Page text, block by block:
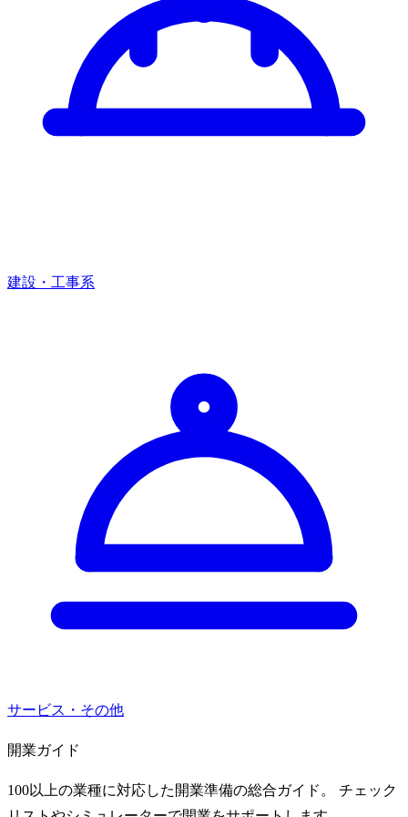
建設・工事系
サービス・その他
開業ガイド
100以上の業種に対応した開業準備の総合ガイド。 チェック